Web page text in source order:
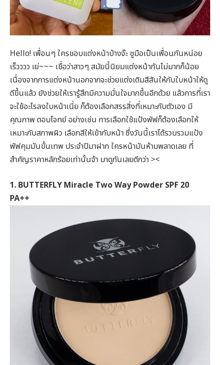
Hello! เพื่อนๆ ใครชอบแต่งหน้าบ้างจ๊ะ ชูมือเป็นเพื่อนกันหน่อย
เร็วววว เย่~~~ เชื่อว่าสาวๆ สมัยนี้นิยมแต่งหน้ากันไม่มากก็น้อย
เนื่องจากการแต่งหน้านอกจากจะช่วยแต่งเติมสีสันให้กับใบหน้าให้ดู
ดีขึ้นแล้ว ยังช่วยให้เรารู้สึกมีความมั่นใจมากขึ้นอีกด้วย แล้วการที่เรา
จะใช้อะไรลงใบหน้าเนี่ย ก็ต้องเลือกสรรสิ่งที่เหมาะกับตัวเอง มี
คุณภาพ ตอบโจทย์ อย่างเช่น การเลือกใช้แป้งพัฟก็ต้องเลือกให้
เหมาะกับสภาพผิว เลือกสีให้เข้ากับหน้า ซึ่งวันนี้เราได้รวบรวมแป้ง
พัฟคุมมันขั้นเทพ ประจำปีมาฝาก ใครหน้ามันห้ามพลาดเลย ที่
สำคัญราคาหลักร้อยเท่านั้นจ้า มาดูกันเลยดีกว่า ><
1. BUTTERFLY Miracle Two Way Powder SPF 20
PA++